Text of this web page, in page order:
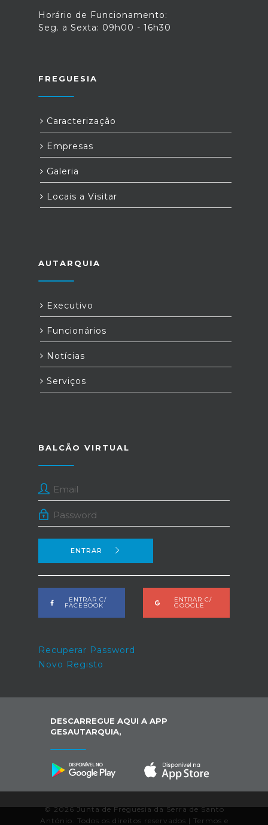
Horário de Funcionamento:
Seg. a Sexta: 09h00 - 16h30
FREGUESIA
Caracterização
Empresas
Galeria
Locais a Visitar
AUTARQUIA
Executivo
Funcionários
Notícias
Serviços
BALCÃO VIRTUAL
ENTRAR
ENTRAR C/
FACEBOOK
ENTRAR C/
GOOGLE
Recuperar Password
Novo Registo
DESCARREGUE AQUI A APP
GESAUTARQUIA,
© 2026 Junta de Freguesia da Serra de Santo
António. Todos os direitos reservados | Termos e